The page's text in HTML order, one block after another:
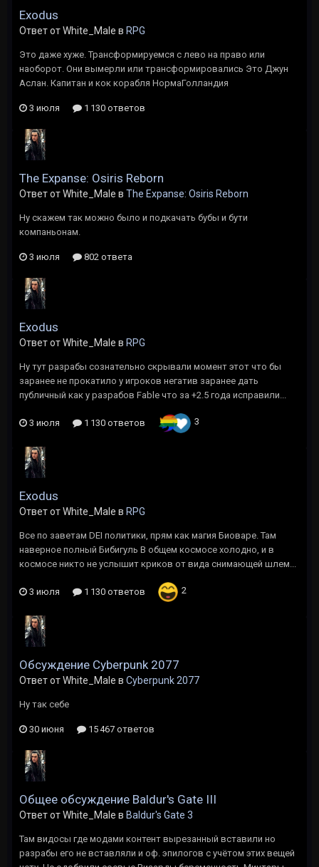
Exodus
Ответ от White_Male в RPG
Это даже хуже. Трансформируемся с лево на право или
наоборот. Они вымерли или трансформировались Это Джун
Аслан. Капитан и кок корабля НормаГолландия
3 июля 1 130 ответов
The Expanse: Osiris Reborn
Ответ от White_Male в The Expanse: Osiris Reborn
Ну скажем так можно было и подкачать бубы и бути
компаньонам.
3 июля 802 ответа
Exodus
Ответ от White_Male в RPG
Ну тут разрабы сознательно скрывали момент этот что бы
заранее не прокатило у игроков негатив заранее дать
публичный как у разрабов Fable что за +2.5 года исправили...
3 июля 1 130 ответов 3
Exodus
Ответ от White_Male в RPG
Все по заветам DEI политики, прям как магия Биоваре. Там
наверное полный Бибигуль В общем космосе холодно, и в
космосе никто не услышит криков от вида снимающей шлем...
3 июля 1 130 ответов 2
Обсуждение Cyberpunk 2077
Ответ от White_Male в Cyberpunk 2077
Ну так себе
30 июня 15 467 ответов
Общее обсуждение Baldur's Gate III
Ответ от White_Male в Baldur's Gate 3
Там видосы где модами контент вырезанный вставили но
разрабы его не вставляли и оф. эпилогов с учётом этих вещей